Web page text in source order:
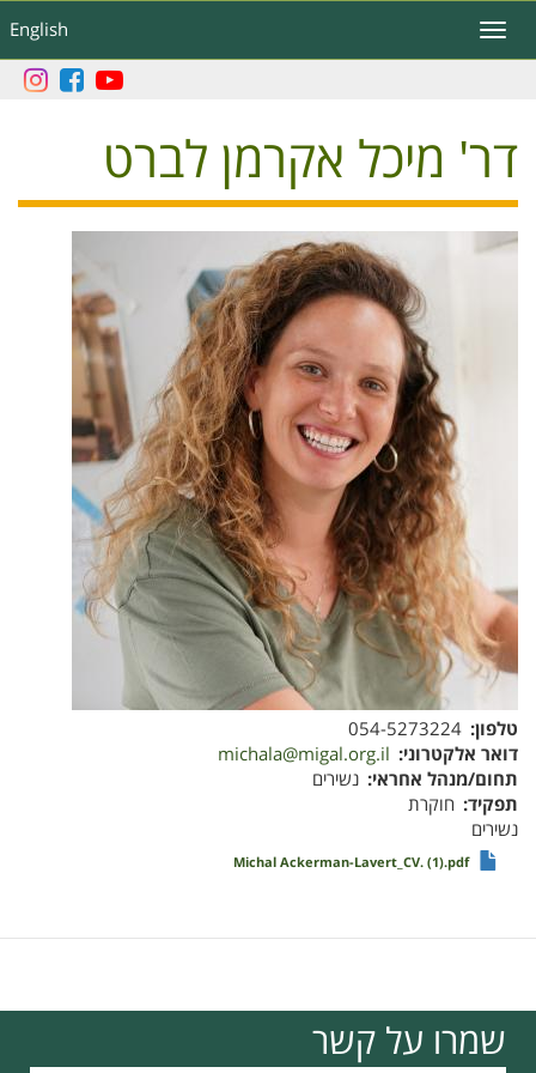
לתוכן
העיקרי
English
Toggle
navigation
דר' מיכל אקרמן לברט
טלפון 054-5273224
דואר אלקטרוני michala@migal.org.il
תחום/מנהל אחראי נשירים
תפקיד
חוקרת
נשירים
Michal Ackerman-Lavert_CV. (1).pdf
שמרו על קשר